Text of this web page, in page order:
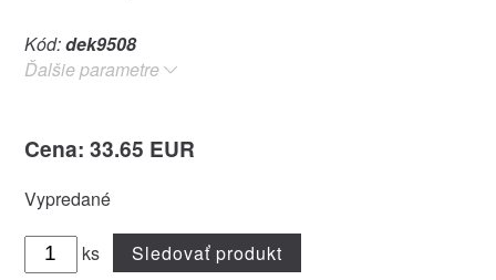
Kód:dek9508
Ďalšie parametre
Cena: 33.65 EUR
Vypredané
ks Sledovať produkt